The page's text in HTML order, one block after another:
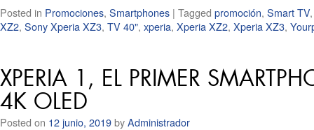
Posted in Promociones, Smartphones | Tagged promoción, Smart TV
XZ2, Sony Xperia XZ3, TV 40", xperia, Xperia XZ2, Xperia XZ3,
XPERIA 1, EL PRIMER
4K OLED
Posted on 12 junio, 2019byAdministrador